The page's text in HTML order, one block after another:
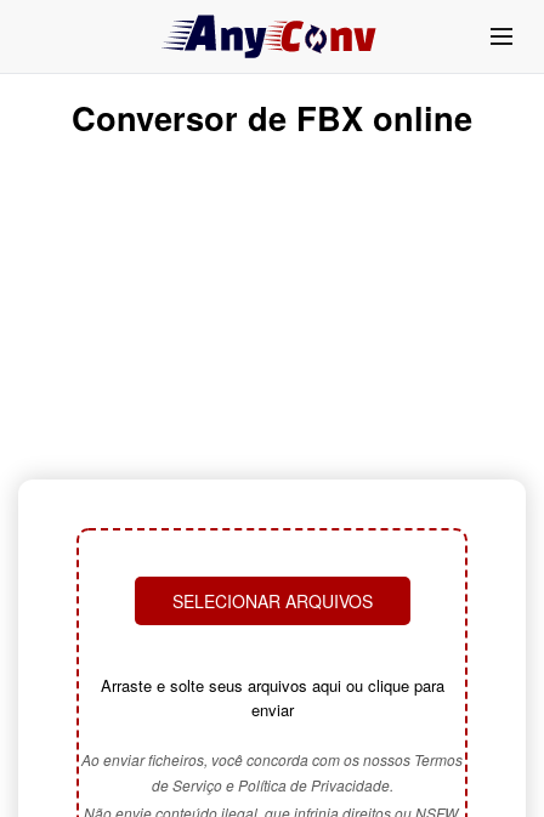
Conversor de FBX online
SELECIONAR ARQUIVOS
Arraste e solte seus arquivos aqui ou clique para
enviar
Ao enviar ficheiros, você concorda com os nossos Termos
de Serviço e Política de Privacidade.
Não envie conteúdo ilegal, que infrinja direitos ou NSFW.